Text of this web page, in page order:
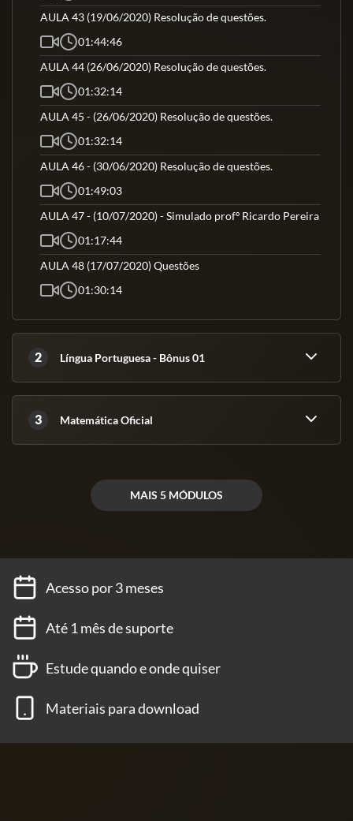
AULA 43 (19/06/2020) Resolução de questões.
01:44:46
AULA 44 (26/06/2020) Resolução de questões.
01:32:14
AULA 45 - (26/06/2020) Resolução de questões.
01:32:14
AULA 46 - (30/06/2020) Resolução de questões.
01:49:03
AULA 47 - (10/07/2020) - Simulado profº Ricardo Pereira
01:17:44
AULA 48 (17/07/2020) Questões
01:30:14
2 Língua Portuguesa - Bônus 01
3 Matemática Oficial
MAIS 5 MÓDULOS
Acesso por 3 meses
Até 1 mês de suporte
Estude quando e onde quiser
Materiais para download